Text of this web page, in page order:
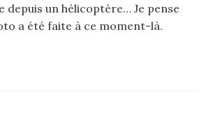
depuis un hélicoptère… Je pense
a été faite à ce moment-là.